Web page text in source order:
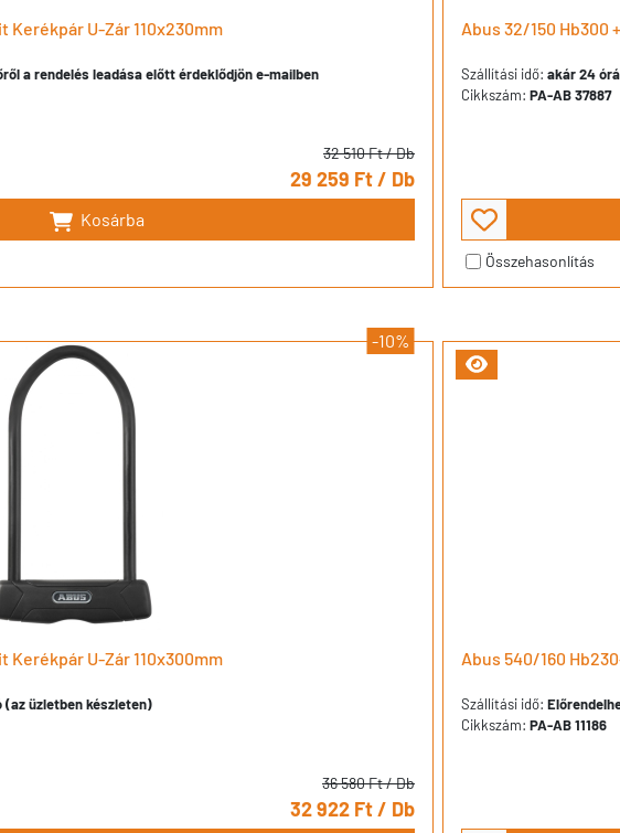
Kerékpár U-Zár 110x230mm
a rendelés leadása előtt érdeklődjön e-mailben
32 510 Ft/ Db
29 259 Ft/ Db
Kosárba
Abus 32/150 Hb300
Szállítási idő: akár 24
Cikkszám: PA-AB 37887
Összehasonlítás
-10%
Kerékpár U-Zár 110x300mm
üzletben készleten)
36 580 Ft/ Db
32 922 Ft/ Db
Abus 540/160
Szállítási idő:
Cikkszám: PA-AB 11186